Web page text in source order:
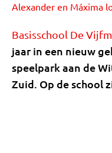
Alexander en Máxima
Basisschool De
jaar in een nieuw
speelpark aan de
Zuid. Op de school